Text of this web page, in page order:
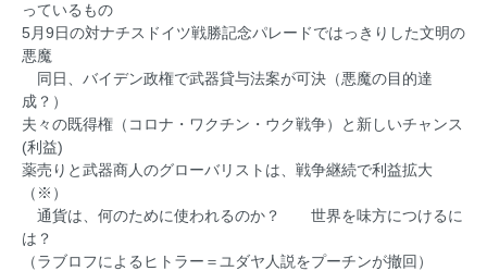
っているもの
5月9日の対ナチスドイツ戦勝記念パレードではっきりした文明の
悪魔
同日、バイデン政権で武器貸与法案が可決（悪魔の目的達
成？）
夫々の既得権（コロナ・ワクチン・ウク戦争）と新しいチャンス
(利益)
薬売りと武器商人のグローバリストは、戦争継続で利益拡大
（※）
通貨は、何のために使われるのか？ 世界を味方につけるに
は？
（ラブロフによるヒトラー＝ユダヤ人説をプーチンが撤回）